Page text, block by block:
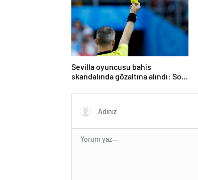
Sevilla oyuncusu bahis
skandalında gözaltına alındı: Son